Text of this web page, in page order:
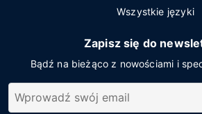
Wszystkie języki
Zapisz się do
Bądź na bieżąco z nowościami i